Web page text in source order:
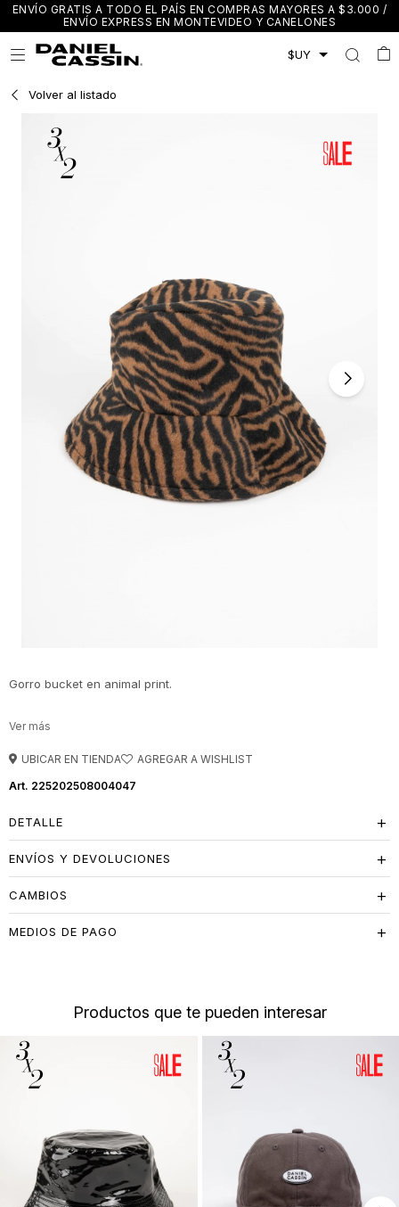
ENVÍO GRATIS A TODO EL PAÍS EN COMPRAS MAYORES A $3.000 /
ENVÍO EXPRESS EN MONTEVIDEO Y CANELONES

Volver al listado
Gorro bucket en animal print.
UBICAR EN TIENDA
225202508004047
DETALLE
ENVÍOS Y DEVOLUCIONES
CAMBIOS
MEDIOS DE PAGO
Productos que te pueden interesar